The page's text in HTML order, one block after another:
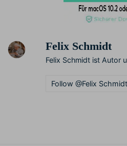
Felix Schmidt
Felix Schmidt ist Autor
Follow @Felix Schmidt